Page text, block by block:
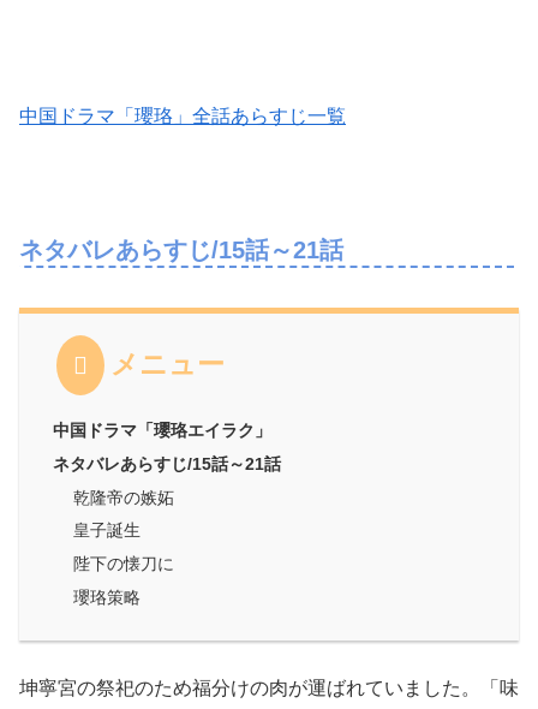
中国ドラマ「瓔珞」全話あらすじ一覧
ネタバレあらすじ/15話～21話
メニュー
中国ドラマ「瓔珞エイラク」
ネタバレあらすじ/15話～21話
乾隆帝の嫉妬
皇子誕生
陛下の懐刀に
瓔珞策略
坤寧宮の祭祀のため福分けの肉が運ばれていました。「味